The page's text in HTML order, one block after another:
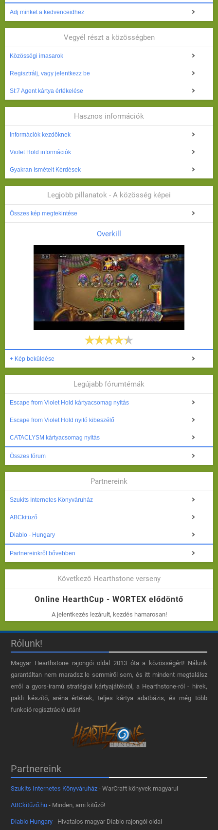
Adj minket a kedvenceidhez
Vegyél részt a közösségben
Közösségi imasarok
Regisztrálj, vagy jelentkezz be
SI:7 Agent kártya értékelése
Hasznos információk
Információk kezdőknek
Violet Hold információk
Gyakran Ismételt Kérdések
Legjobb pillanatok - A közösség képei
Összes kép megtekintése
Overkill
+ Kép beküldése
Legújabb fórumtémák
Escape from Violet Hold kártyacsomag nyitás
Escape from Violet Hold nyitó kibeszélő
CATACLYSM kártyacsomag nyitás
Összes fórum
Partnereink
Szukits Internetes Könyváruház
ABCkitüző
Diablo - Hungary
Partnereinkről bővebben
Következő Hearthstone verseny
Online HearthCup - WORTEX elődöntő
A jelentkezés lezárult, kezdés hamarosan!
Rólunk!
Magyar Hearthstone​ rajongói oldal 2013 óta a közösségért! Nálunk
garantáltan nem maradsz le semmiről sem, és itt mindent megtalálsz
erről a gyors-iramú stratégiai kártyajátékról, a Hearthstone-ról - hírek,
pakli készítő, aréna értékek, teljes kártya adatbázis, és még több
funkció regisztráció után!
Partnereink
Szukits Internetes Könyváruház - WarCraft könyvek magyarul
ABCkitűző.hu - Minden, ami kitűző!
Diablo Hungary - Hivatalos magyar Diablo rajongói oldal